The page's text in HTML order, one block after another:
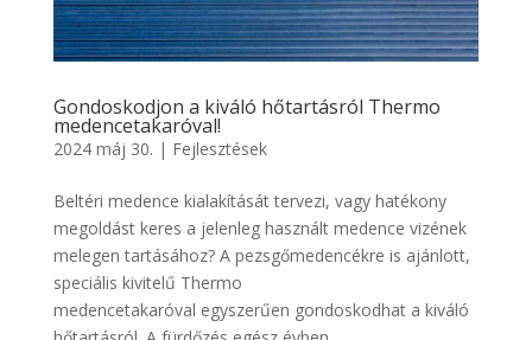
Gondoskodjon a kiváló hőtartásról Thermo
medencetakaróval!
2024 máj 30. | Fejlesztések
Beltéri medence kialakítását tervezi, vagy hatékony
megoldást keres a jelenleg használt medence vizének
melegen tartásához? A pezsgőmedencékre is ajánlott,
speciális kivitelű Thermo
medencetakaróval egyszerűen gondoskodhat a kiváló